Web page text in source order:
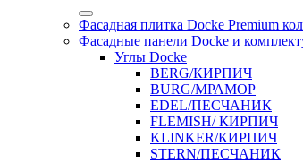
Фасадная плитка Docke Premium
Фасадные панели Docke и
Углы Docke
BERG/КИРПИЧ
BURG/МРАМОР
EDEL/ПЕСЧАНИК
FLEMISH/ КИРПИЧ
KLINKER/КИРПИЧ
STERN/ПЕСЧАНИК